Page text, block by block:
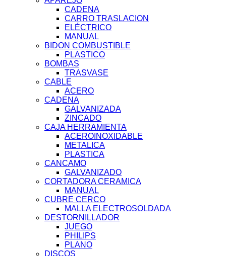
CADENA
CARRO TRASLACION
ELÉCTRICO
MANUAL
BIDON COMBUSTIBLE
PLASTICO
BOMBAS
TRASVASE
CABLE
ACERO
CADENA
GALVANIZADA
ZINCADO
CAJA HERRAMIENTA
ACEROINOXIDABLE
METALICA
PLASTICA
CANCAMO
GALVANIZADO
CORTADORA CERAMICA
MANUAL
CUBRE CERCO
MALLA ELECTROSOLDADA
DESTORNILLADOR
JUEGO
PHILIPS
PLANO
DISCOS